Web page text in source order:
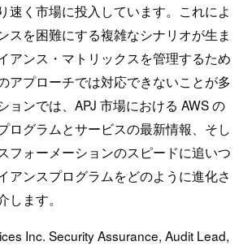
速く市場に投入しています。これによ
スを困難にする複雑なシナリオが生ま
アンス・マトリックスを管理するため
アプローチでは対応できないことが多
ョンでは、APJ 市場における AWS の
ログラムとサービスの最新情報、そし
フォーメーションのスピードに追いつ
アンスプログラムをどのように進化さ
ます。
Inc. Security Assurance, Audit Lead,